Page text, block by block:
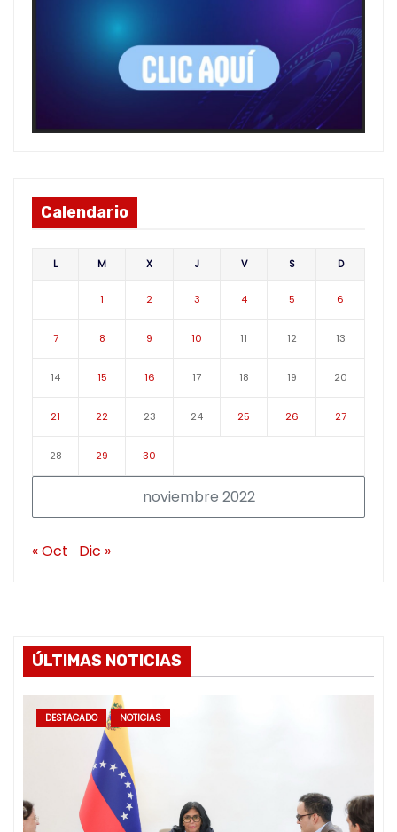
Calendario
noviembre 2022
L M X J V S D
1 2 3 4 5 6
7 8 9 10 11 12 13
14 15 16 17 18 19 20
21 22 23 24 25 26 27
28 29 30
« Oct Dic »
ÚLTIMAS NOTICIAS
DESTACADO NOTICIAS